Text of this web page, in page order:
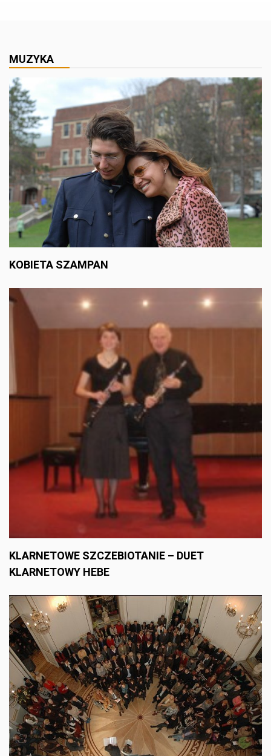
MUZYKA
KOBIETA SZAMPAN
KLARNETOWE SZCZEBIOTANIE – DUET
KLARNETOWY HEBE